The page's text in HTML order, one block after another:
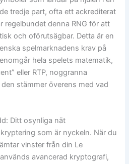
tredje part, ofta ett ackrediterat
regelbundet denna RNG för att
och oförutsägbar. Detta är en
spelmarknadens krav på
hela spelets matematik,
eller RTP, noggranna
stämmer överens med vad
Ditt osynliga nät
som är nyckeln. När du
vinster från din Le
avancerad kryptografi,